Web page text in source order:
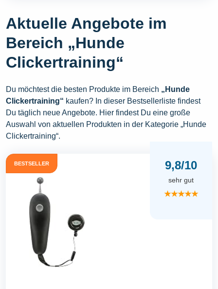
Aktuelle Angebote im
Bereich „Hunde
Clickertraining“
Du möchtest die besten Produkte im Bereich „Hunde
Clickertraining“ kaufen? In dieser Bestsellerliste findest
Du täglich neue Angebote. Hier findest Du eine große
Auswahl von aktuellen Produkten in der Kategorie „Hunde
Clickertraining“.
BESTSELLER 9,8/10
sehr gut
★★★★★